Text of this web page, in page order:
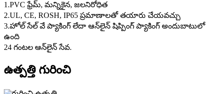
1.PVC ఫ్రేమ్, మన్నికైన, జలనిరోధిత
2.UL, CE, ROSH, IP65 ప్రమాణాలతో తయారు చేయవచ్చు
3.హోల్ సేల్ వే ప్యాకింగ్ లేదా ఆన్‌లైన్ షిప్పింగ్ ప్యాకింగ్ అందుబాటులో
ఉంది
24 గంటల ఆన్‌లైన్ సేవ.
ఉత్పత్తి గురించి